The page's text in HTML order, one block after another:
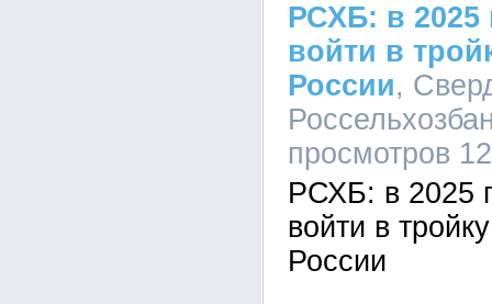
РСХБ: в 2025
войти в
России,
просмотров
РСХБ: в 2025
войти в
России